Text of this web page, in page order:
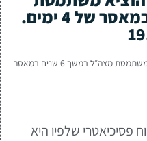
מצה״ל במשך 6 שנים במאסר של 4 ימים.
עורך דין צבאי שי רודה הוציא משתמטת מצה״ל במשך 6 שנים במאסר
24, הגיש דוח פסיכיאטרי שלפיו היא